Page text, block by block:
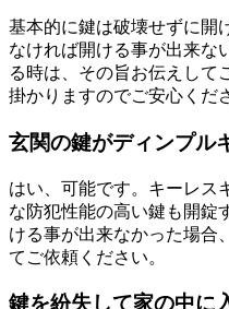
基本的に鍵は破壊せずに開
なければ開ける事が出来な
る時は、その旨お伝えして
掛かりますのでご安心くだ
玄関の鍵がディンプル
はい、可能です。キーレス
な防犯性能の高い鍵も開錠
ける事が出来なかった場合
てご依頼ください。
鍵を紛失して家の中に